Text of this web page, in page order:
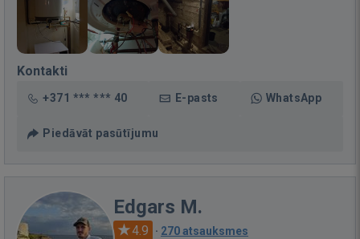
Kontakti
+371 *** *** 40 E-pasts WhatsApp
Piedāvāt pasūtījumu
Edgars M.
4.9 · 270 atsauksmes